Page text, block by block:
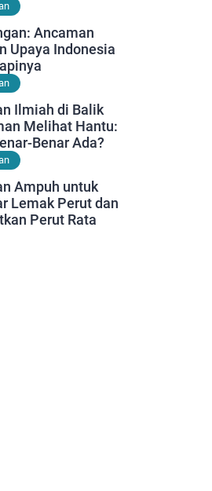
Ancaman
Upaya Indonesia
Ilmiah di Balik
Melihat Hantu:
Benar Ada?
Ampuh untuk
Lemak Perut dan
Perut Rata